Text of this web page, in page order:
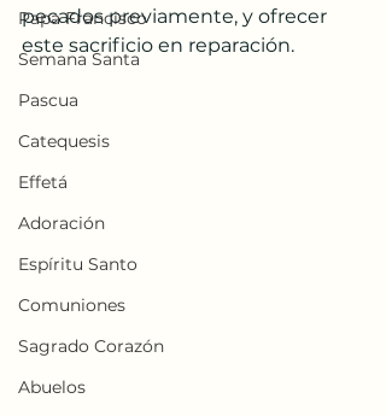
Papa Francisco
Semana Santa
Pascua
Catequesis
Effetá
Adoración
Espíritu Santo
Comuniones
Sagrado Corazón
Abuelos
pecados previamente, y ofrecer
este sacrificio en reparación.